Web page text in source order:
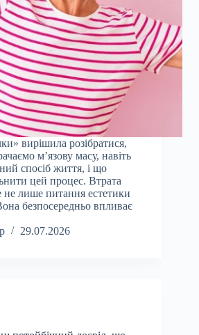
вирішила розібратися,
м’язову масу, навіть
спосіб життя, і що
цей процес. Втрата
не лише питання естетики
безпосередньо впливає
29.07.2026